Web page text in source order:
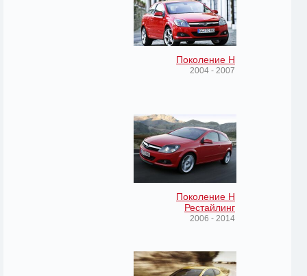
Поколение H
2004 - 2007
Поколение H
Рестайлинг
2006 - 2014